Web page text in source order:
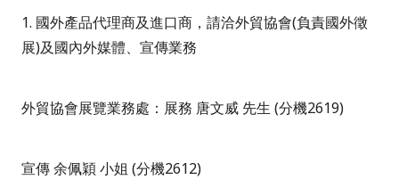
1. 國外產品代理商及進口商，請洽外貿協會(負責國外徵
展)及國內外媒體、宣傳業務
外貿協會展覽業務處：展務 唐文威 先生 (分機2619)
宣傳 余佩穎 小姐 (分機2612)